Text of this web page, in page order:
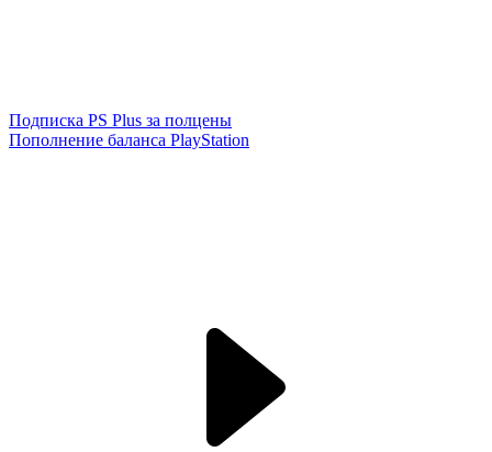
Подписка PS Plus за полцены
Пополнение баланса PlayStation